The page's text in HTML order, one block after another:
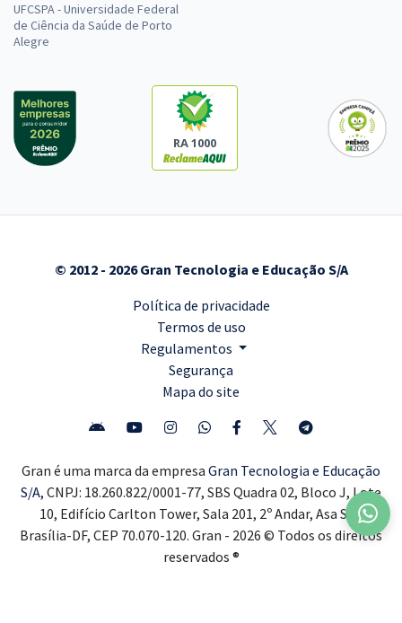
UFCSPA - Universidade Federal
de Ciência da Saúde de Porto
Alegre
RA 1000
© 2012 - 2026 Gran Tecnologia e Educação S/A
Política de privacidade
Termos de uso
Regulamentos
Segurança
Mapa do site
Gran é uma marca da empresa Gran Tecnologia e Educação
S/A, CNPJ: 18.260.822/0001-77, SBS Quadra 02, Bloco J, Lote
10, Edifício Carlton Tower, Sala 201, 2º Andar, Asa Sul,
Brasília-DF, CEP 70.070-120. Gran - 2026 © Todos os direitos
reservados ®